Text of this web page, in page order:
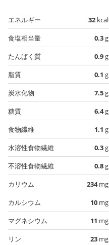
エネルギー 32 kcal
食塩相当量
0.3g
たんぱく質
0.9g
脂質
0.1 g
炭水化物
7.5g
糖質
6.4g
食物繊維
1.1 g
水溶性食物繊維
0.3g
不溶性食物繊維
0.8g
カリウム
234mg
カルシウム
10 mg
マグネシウム
11 mg
リン
23 mg